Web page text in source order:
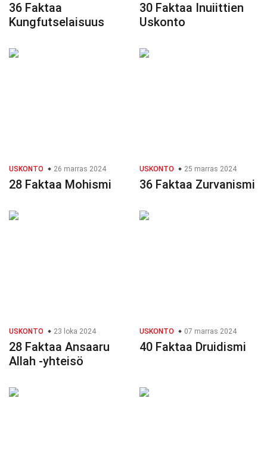
36 Faktaa
Kungfutselaisuus
30 Faktaa Inuiittien
Uskonto
USKONTO 26 marras 2024
28 Faktaa Mohismi
USKONTO 25 marras 2024
36 Faktaa Zurvanismi
USKONTO 23 loka 2024
28 Faktaa Ansaaru
Allah -yhteisö
USKONTO 07 marras 2024
40 Faktaa Druidismi